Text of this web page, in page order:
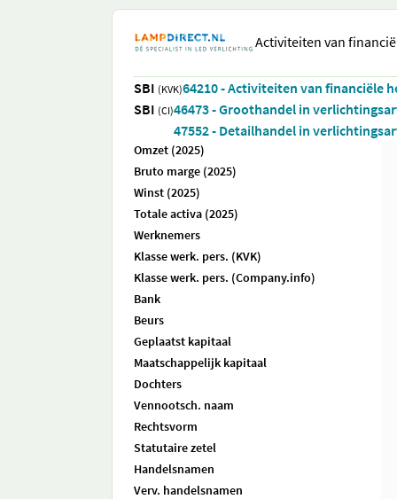
Activiteiten van
SBI (KVK)64210 - Activiteiten van financiële
SBI (CI)46473 - Groothandel in
47552 - Detailhandel in
Omzet (2025)
Bruto marge (2025)
Winst (2025)
Totale activa (2025)
Werknemers
Klasse werk. pers. (KVK)
Klasse werk. pers. (Company.info)
Bank
Beurs
Geplaatst kapitaal
Maatschappelijk kapitaal
Dochters
Vennootsch. naam
Rechtsvorm
Statutaire zetel
Handelsnamen
Verv. handelsnamen